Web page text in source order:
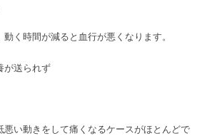
く時間が減ると血行が悪くなります。
が送られず
悪い動きをして痛くなるケースがほとんどで